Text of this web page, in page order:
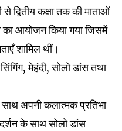
द्वितीय कक्षा तक की माताओं
आयोजन किया गया जिसमें
शामिल थीं।
मेहंदी, सोलो डांस तथा
अपनी कलात्मक प्रतिभा
के साथ सोलो डांस